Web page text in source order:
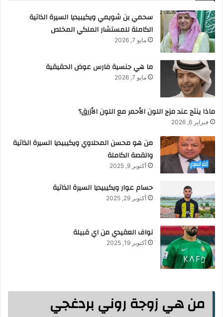
سحمي بن شويمي ويكيبيديا السيرة الذاتية
الكاملة للمستشار الملكي المخلص
مايو 7, 2026
ما هي جنسية فارس عوض الحقيقية
مايو 7, 2026
ماذا ينتج عند مزج اللون الأحمر مع اللون الأزرق؟
فبراير 6, 2026
من هو محسن المحلاوي ويكيبيديا السيرة الذاتية
والقصة الكاملة
أكتوبر 9, 2025
حسام عوار ويكيبيديا السيرة الذاتية
أكتوبر 29, 2025
نواف العقيدي من اي قبيلة
أكتوبر 19, 2025
من هي زوجة روني بردغجي